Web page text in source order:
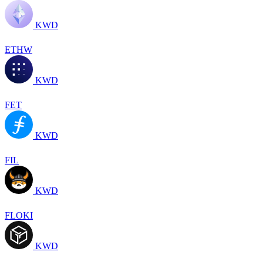
KWD
ETHW
KWD
FET
KWD
FIL
KWD
FLOKI
KWD